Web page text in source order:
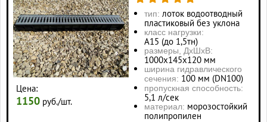
Цена:
1150 руб./шт.
тип: лоток водоотводный
пластиковый без уклона
класс нагрузки:
А15 (до 1,5тн)
размеры, ДхШхВ:
1000х145х120 мм
ширина гидравлического
сечения: 100 мм (DN100)
пропускная способность:
5,1 л/сек
материал: морозостойкий
полипропилен